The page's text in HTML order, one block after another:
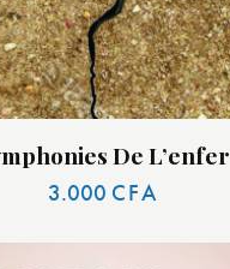
De L’enfer
3.000 CFA